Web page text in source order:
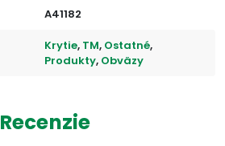
A41182
Krytie, TM, Ostatné,
Produkty, Obväzy
Recenzie